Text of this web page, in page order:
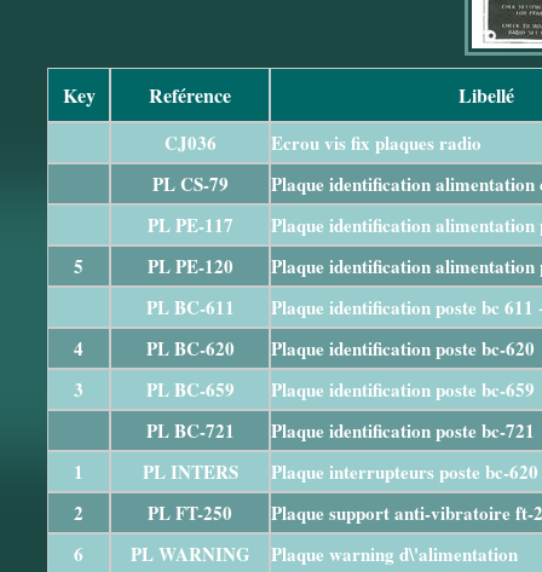
Key Reférence Libellé
CJ036
Ecrou vis fix plaques radio
PL CS-79
Plaque identification alimentation
PL PE-117
Plaque identification alimentation
5
PL PE-120
Plaque identification alimentation
PL BC-611
Plaque identification poste bc 611
4
PL BC-620
Plaque identification poste bc-620
3
PL BC-659
Plaque identification poste bc-659
PL BC-721
Plaque identification poste bc-721
1
PL INTERS
Plaque interrupteurs poste bc-
2
PL FT-250
Plaque support anti-vibratoire ft-
6
PL WARNING
Plaque warning d\'alimentation